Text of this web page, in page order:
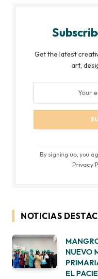
Get the latest
art,
By signing up, you
Privacy
NOTICIAS
NUEVO
EL